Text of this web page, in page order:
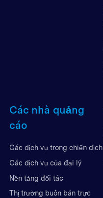
Các nhà quảng
cáo
Các dịch vụ trong chiến dịch
Các dịch vụ của đại lý
Nền tảng đối tác
Thị trường buôn bán trực